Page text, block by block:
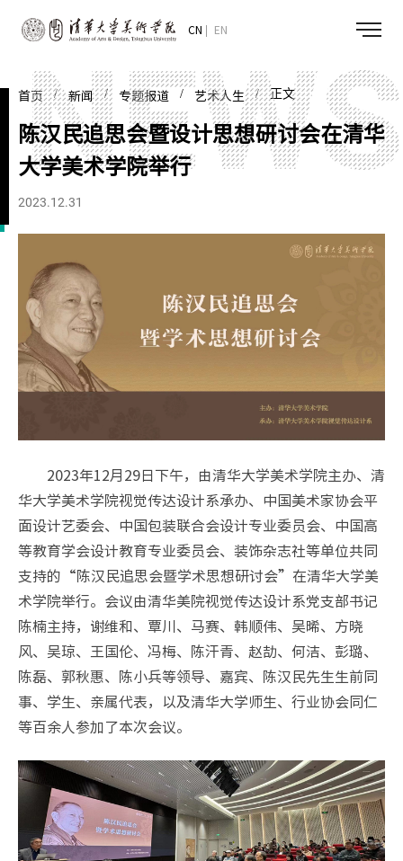
CN EN
首页/ 新闻/ 专题报道 / 艺术人生/ 正文
陈汉民追思会暨设计思想研讨会在清华
大学美术学院举行
2023.12.31
2023年12月29日下午，由清华大学美术学院主办、清
华大学美术学院视觉传达设计系承办、中国美术家协会平
面设计艺委会、中国包装联合会设计专业委员会、中国高
等教育学会设计教育专业委员会、装饰杂志社等单位共同
支持的“陈汉民追思会暨学术思想研讨会”在清华大学美
术学院举行。会议由清华美院视觉传达设计系党支部书记
陈楠主持，谢维和、覃川、马赛、韩顺伟、吴晞、方晓
风、吴琼、王国伦、冯梅、陈汗青、赵劼、何洁、彭璐、
陈磊、郭秋惠、陈小兵等领导、嘉宾、陈汉民先生生前同
事、学生、亲属代表，以及清华大学师生、行业协会同仁
等百余人参加了本次会议。